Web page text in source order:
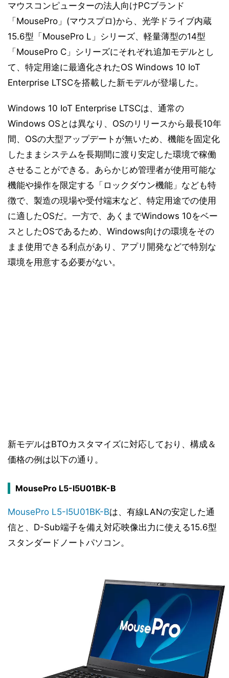
マウスコンピューターの法人向けPCブランド
「MousePro」(マウスプロ)から、光学ドライブ内蔵
15.6型「MousePro L」シリーズ、軽量薄型の14型
「MousePro C」シリーズにそれぞれ追加モデルとし
て、特定用途に最適化されたOS Windows 10 IoT
Enterprise LTSCを搭載した新モデルが登場した。
Windows 10 IoT Enterprise LTSCは、通常の
Windows OSとは異なり、OSのリリースから最長10年
間、OSの大型アップデートが無いため、機能を固定化
したままシステムを長期間に渡り安定した環境で稼働
させることができる。あらかじめ管理者が使用可能な
機能や操作を限定する「ロックダウン機能」なども特
徴で、製造の現場や受付端末など、特定用途での使用
に適したOSだ。一方で、あくまでWindows 10をベー
スとしたOSであるため、Windows向けの環境をその
まま使用できる利点があり、アプリ開発などで特別な
環境を用意する必要がない。
新モデルはBTOカスタマイズに対応しており、構成＆
価格の例は以下の通り。
MousePro L5-I5U01BK-B
MousePro L5-I5U01BK-Bは、有線LANの安定した通
信と、D-Sub端子を備え対応映像出力に使える15.6型
スタンダードノートパソコン。